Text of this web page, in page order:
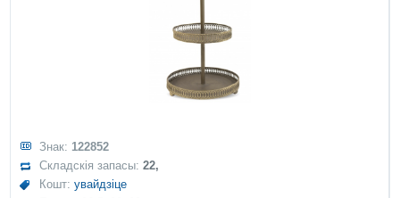
Знак: 122852
Складскія запасы:22,
Кошт:увайдзіце